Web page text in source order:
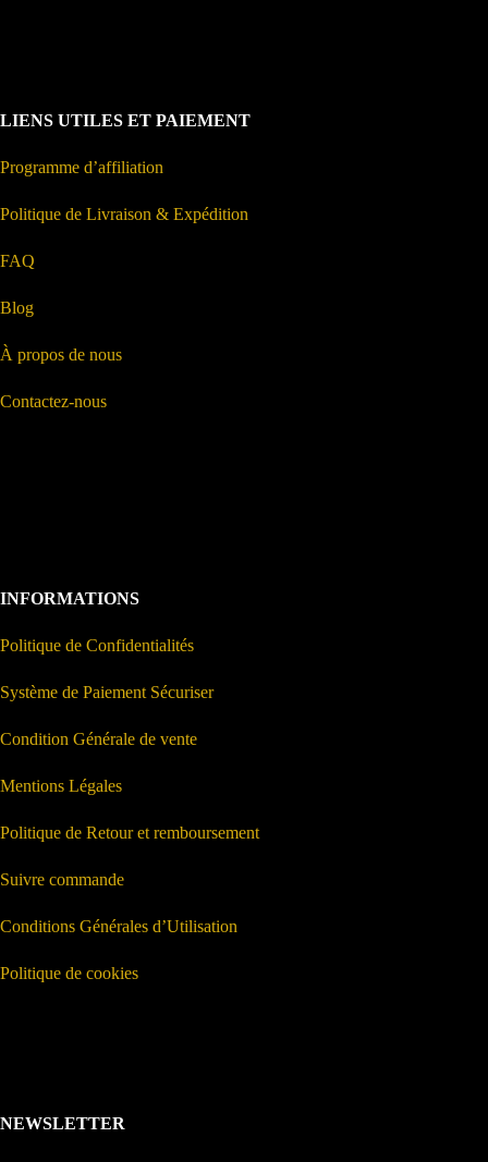
LIENS UTILES ET PAIEMENT
Programme d’affiliation
Politique de Livraison & Expédition
FAQ
Blog
À propos de nous
Contactez-nous
INFORMATIONS
Politique de Confidentialités
Système de Paiement Sécuriser
Condition Générale de vente
Mentions Légales
Politique de Retour et remboursement
Suivre commande
Conditions Générales d’Utilisation
Politique de cookies
NEWSLETTER